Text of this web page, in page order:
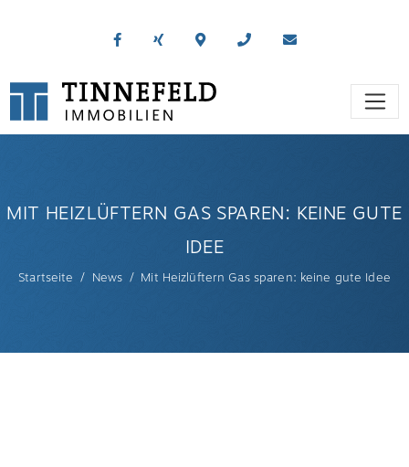
MIT HEIZLÜFTERN GAS SPAREN: KEINE GUTE
IDEE
Startseite News Mit Heizlüftern Gas sparen: keine gute Idee